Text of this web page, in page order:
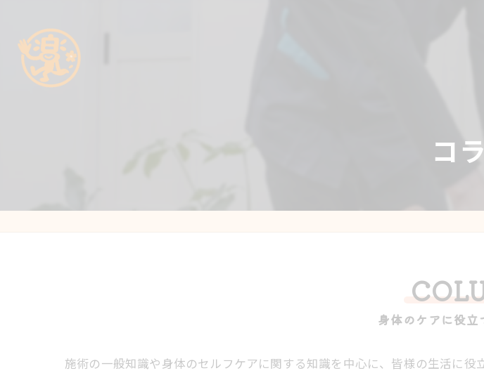
コ
身体のケアに役立
施術の一般知識や身体のセルフケアに関する知識を中心に、皆様の生活に